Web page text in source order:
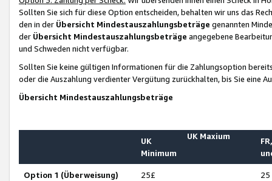
Sollten Sie sich für diese Option entscheiden, behalten wir uns das
den in der Übersicht Mindestauszahlungsbeträge genannten
der Übersicht Mindestauszahlungsbeträge angegebene
und Schweden nicht verfügbar.
Sollten Sie keine gültigen Informationen für die Zahlungsoption
oder die Auszahlung verdienter Vergütung zurückhalten, bis Sie
Übersicht Mindestauszahlungsbeträge
UK
Minimum
UK Maxium
Option 1 (Überweisung) 25£ 25